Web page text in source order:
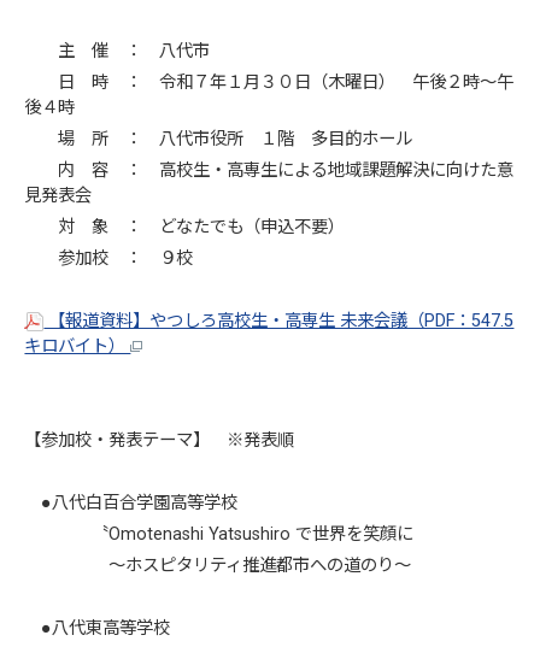
主 催 ： 八代市
日 時 ： 令和７年１月３０日（木曜日） 午後２時～午
後４時
場 所 ： 八代市役所 １階 多目的ホール
内 容 ： 高校生・高専生による地域課題解決に向けた意
見発表会
対 象 ： どなたでも（申込不要）
参加校 ： ９校
【報道資料】やつしろ高校生・高専生 未来会議（PDF：547.5
キロバイト）
【参加校・発表テーマ】 ※発表順
●八代白百合学園高等学校
〝Omotenashi Yatsushiro で世界を笑顔に
～ホスピタリティ推進都市への道のり～
●八代東高等学校